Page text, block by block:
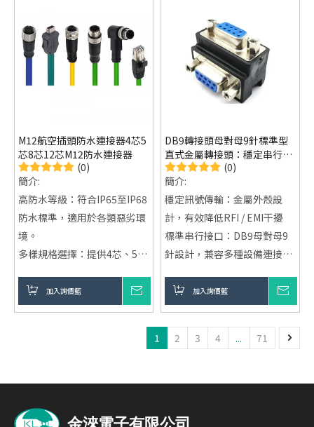
Micro USB設備，保護電池壽
命。
兼容多種安卓設備，提供穩定
可靠的數位連接。
支援影音同步輸出 ：提供完整
多媒體傳輸體驗
M12航空插頭防水連接器4芯5
芯8芯12芯M12防水連接器
(0)
簡介:
高防水等級：符合IP65至IP68
防水標準，適用於各類惡劣環
境。
多樣規格選擇：提供4芯、5
足不同需求。
適用領域廣泛：廣泛應用於工
外殼及防水線材，確保穩定的
加入詢價籃
DB9轉接頭母對母9針標準型
直式金屬轉接頭：穩定串行連
接核心，打造高效傳輸體驗
(0)
簡介:
穩定訊號傳輸：金屬外殼設
計，有效降低RFI / EMI干擾
標準串行接口：DB9母對母9
針設計，兼容多種設備連接
用於空間有限環境
耐用可靠設計：支援500次插
拔循環，確保長期使用穩定
加入詢價籃
1 2 3 4 ... 71